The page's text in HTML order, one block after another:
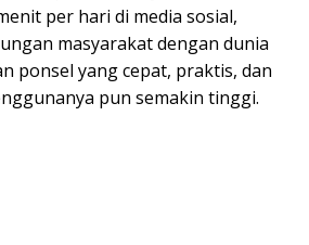
per hari di media sosial,
masyarakat dengan dunia
ponsel yang cepat, praktis, dan
pun semakin tinggi.